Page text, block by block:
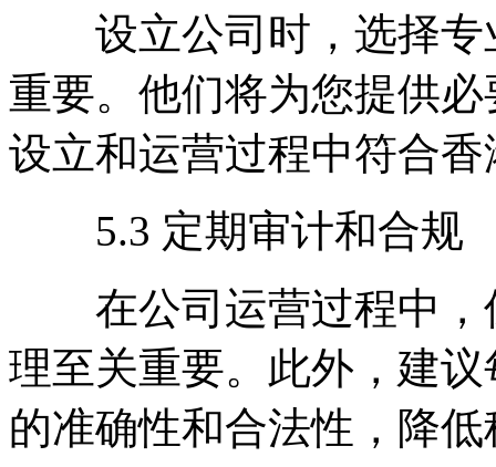
设立公司时，选择专
重要。他们将为您提供
设立和运营过程中符合
5.3 定期审计和合规
在公司运营过程中，
理至关重要。此外，建
的准确性和合法性，降